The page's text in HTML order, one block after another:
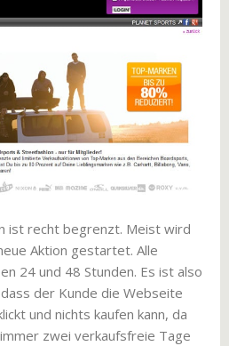
ist recht begrenzt. Meist wird
Aktion gestartet. Alle
24 und 48 Stunden. Es ist also
der Kunde die Webseite
und nichts kaufen kann, da
zwei verkaufsfreie Tage